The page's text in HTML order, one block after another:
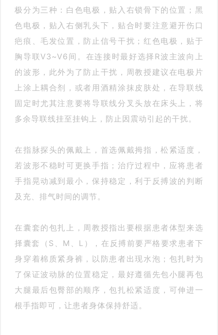
极分为三种：白色电极，贴入右锁骨下的位置；黑
色电极，贴入右侧乳头下，贴合时要注意避开伤口
疤痕、毛发位置，防止信号干扰；红色电极，贴于
胸导联V3~V6间。在连接时最好选择R波主波向上
的波形，此外为了防止干扰，周教授建议在电极片
上涂上耦合剂，或者用酒精涂抹皮肤处，在导联线
固定时尤其注意要将导联线分叉头放在床头上，将
多余导联线挂至挂钩上，防止因震动引起的干扰。
在指脉探头的佩戴上，首选佩戴拇指，松紧适度，
若波形不稳时可更换手指；治疗过程中，应将患者
手指晃动减到最小，保持稳定，利于反搏波的判断
及充、排气时间的调节。
在囊套的包扎上，周教授指出要根据患者体型来选
择囊套（S、M、L），在反搏前要严格要求患者下
身穿着棉质紧身裤，以防患者出现水泡；包扎时为
了保证波动脉的位置稳定，最好遵循先包小腿再包
大腿最后包臀部的顺序，包扎松紧适度，可伸进一
根手指即可，让患者身体保持舒适。